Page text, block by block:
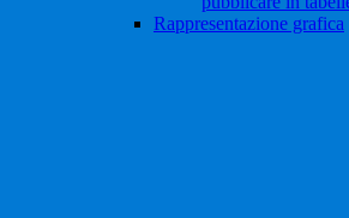
Rappresentazione grafica